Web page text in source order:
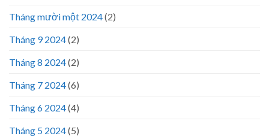
Tháng mười một 2024(2)
Tháng 9 2024(2)
Tháng 8 2024(2)
Tháng 7 2024(6)
Tháng 6 2024(4)
Tháng 5 2024(5)